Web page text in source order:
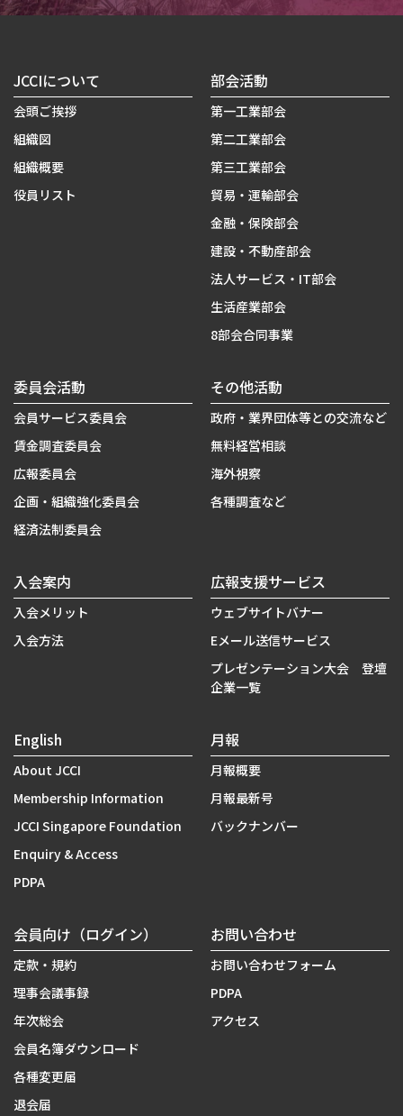
JCCIについて
会頭ご挨拶
組織図
組織概要
役員リスト
部会活動
第一工業部会
第二工業部会
第三工業部会
貿易・運輸部会
金融・保険部会
建設・不動産部会
法人サービス・IT部会
生活産業部会
8部会合同事業
委員会活動
会員サービス委員会
賃金調査委員会
広報委員会
企画・組織強化委員会
経済法制委員会
その他活動
政府・業界団体等との交流など
無料経営相談
海外視察
各種調査など
入会案内
入会メリット
入会方法
広報支援サービス
ウェブサイトバナー
Eメール送信サービス
プレゼンテーション大会 登壇
企業一覧
English
About JCCI
Membership Information
JCCI Singapore Foundation
Enquiry & Access
PDPA
月報
月報概要
月報最新号
バックナンバー
会員向け（ログイン）
定款・規約
理事会議事録
年次総会
会員名簿ダウンロード
各種変更届
退会届
お問い合わせ
お問い合わせフォーム
PDPA
アクセス